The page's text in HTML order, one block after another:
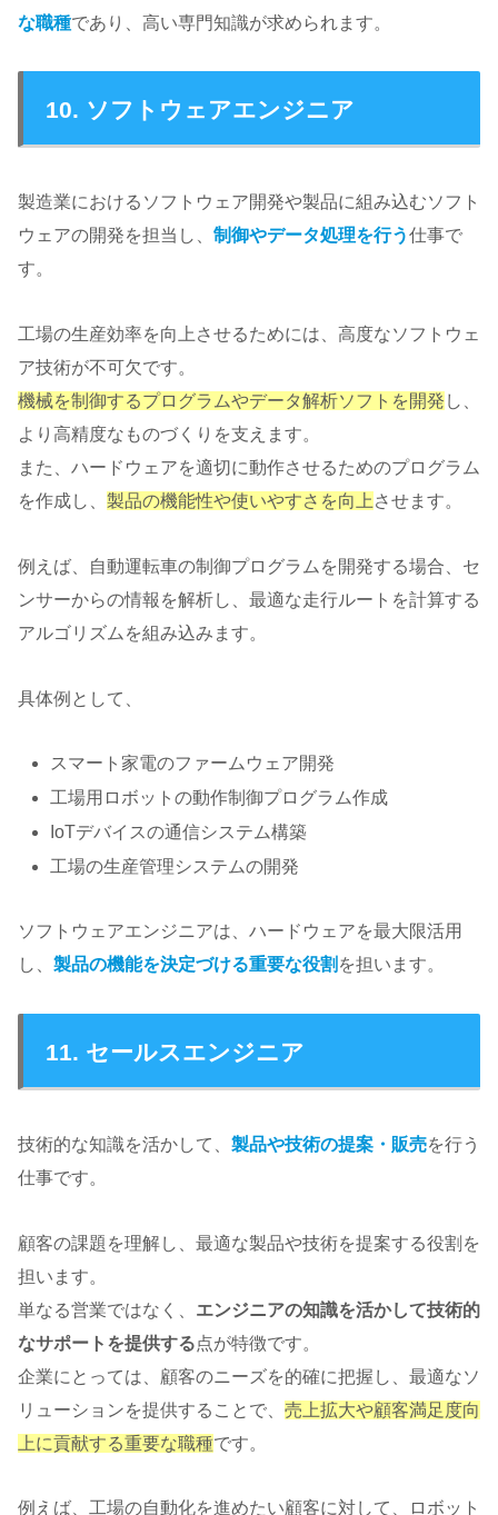
な職種であり、高い専門知識が求められます。
10. ソフトウェアエンジニア
製造業におけるソフトウェア開発や製品に組み込むソフト
ウェアの開発を担当し、 制御やデータ処理を行う仕事で
す。
工場の生産効率を向上させるためには、高度なソフトウェ
ア技術が不可欠です。
機械を制御するプログラムやデータ解析ソフトを開発 し、
より高精度なものづくりを支えます。
また、ハードウェアを適切に動作させるためのプログラム
を作成し、 製品の機能性や使いやすさを向上 させます。
例えば、自動運転車の制御プログラムを開発する場合、セ
ンサーからの情報を解析し、最適な走行ルートを計算する
アルゴリズムを組み込みます。
具体例として、
スマート家電のファームウェア開発
工場用ロボットの動作制御プログラム作成
IoTデバイスの通信システム構築
工場の生産管理システムの開発
ソフトウェアエンジニアは、ハードウェアを最大限活用
し、 製品の機能を決定づける重要な役割 を担います。
11. セールスエンジニア
技術的な知識を活かして、 製品や技術の提案・販売を行う
仕事です。
顧客の課題を理解し、最適な製品や技術を提案する役割を
担います。
単なる営業ではなく、 エンジニアの知識を活かして技術的
なサポートを提供する点が特徴です。
企業にとっては、顧客のニーズを的確に把握し、最適なソ
リューションを提供することで、 売上拡大や顧客満足度向
上に貢献する重要な職種です。
例えば、工場の自動化を進めたい顧客に対して、ロボット